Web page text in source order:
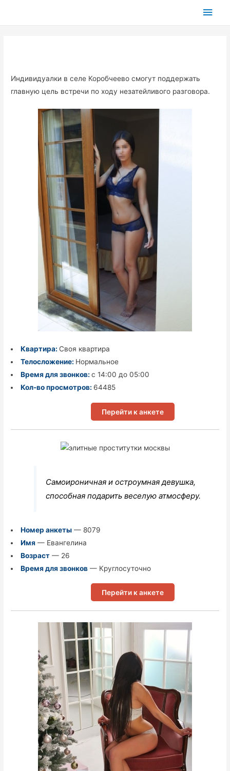
Индивидуалки в селе Коробчеево смогут поддержать
главную цель встречи по ходу незатейливого разговора.
Квартира: Своя квартира
Телосложение: Нормальное
Время для звонков: с 14:00 до 05:00
Кол-во просмотров: 64485
Перейти к анкете
Самоироничная и остроумная девушка,
способная подарить веселую атмосферу.
Номер анкеты— 8079
Имя— Евангелина
Возраст— 26
Время для звонков— Круглосуточно
Перейти к анкете